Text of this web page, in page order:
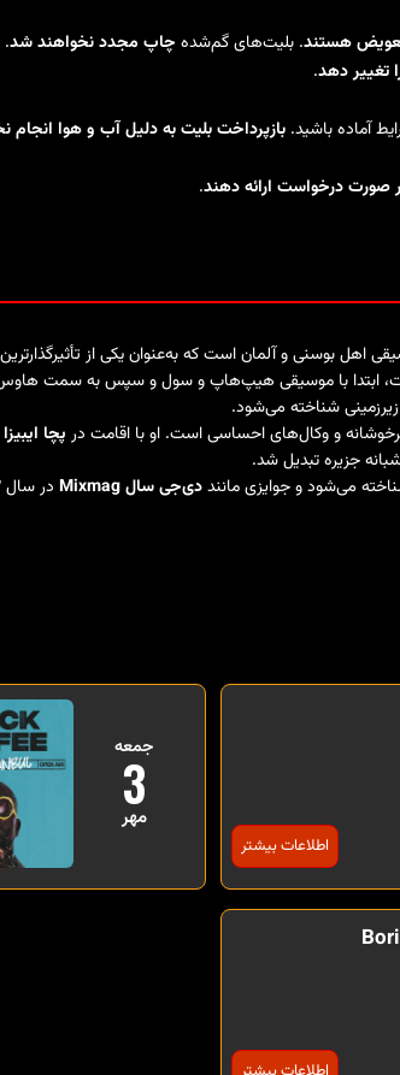
تعویض هستند. بلیت‌های گم‌شده چاپ مجدد نخواهند شد.
تغییر دهد.
آماده باشید. بازپرداخت بلیت به دلیل آب و هوا انجام
صورت درخواست ارائه دهند.
لیبل موسیقی اهل بوسنی و آلمان است که به‌عنوان یکی از
هیپ‌هاپ و سول و سپس به سمت هاوس و تکنو حرکت کرده است. در سال
زیرزمینی شناخته می‌شود.
و وکال‌های احساسی است. او با اقامت در پچا ایبیزا
جزیره تبدیل شد.
می‌شود و جوایزی ماننددی‌جی سال Mixmag در سال ۲۰۱۲ و جوایز متعدد دی‌جی را کسب کرده است.
اطلاعات بیشتر
جمعه
3
مهر